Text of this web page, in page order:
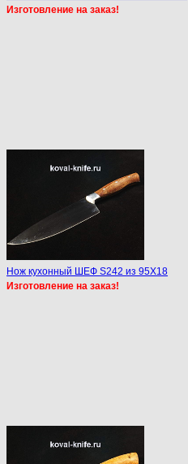
Изготовление на заказ!
Нож кухонный ШЕФ S242 из 95Х18
Изготовление на заказ!